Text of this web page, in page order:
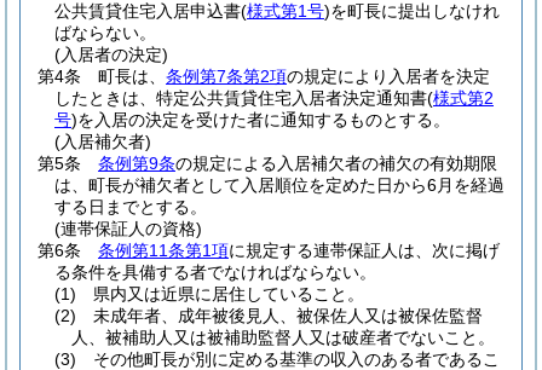
公共賃貸住宅入居申込書(様式第1号)を町長に提出しなけれ
ばならない。
(入居者の決定)
第4条
町長は、 条例第7条第2項の規定により入居者を決定
したときは、特定公共賃貸住宅入居者決定通知書(様式第2
号)を入居の決定を受けた者に通知するものとする。
(入居補欠者)
第5条
条例第9条の規定による入居補欠者の補欠の有効期限
は、町長が補欠者として入居順位を定めた日から6月を経過
する日までとする。
(連帯保証人の資格)
第6条
条例第11条第1項に規定する連帯保証人は、次に掲げ
る条件を具備する者でなければならない。
(1)
県内又は近県に居住していること。
(2)
未成年者、成年被後見人、被保佐人又は被保佐監督
人、被補助人又は被補助監督人又は破産者でないこと。
(3)
その他町長が別に定める基準の収入のある者であるこ